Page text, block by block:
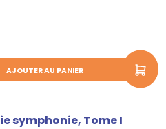
AJOUTER AU PANIER
symphonie, Tome I